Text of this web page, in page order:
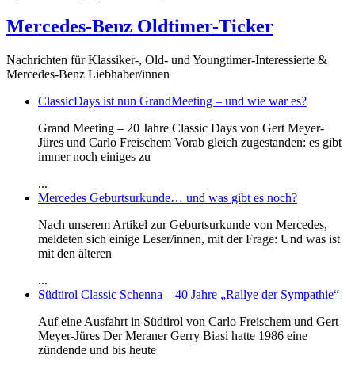
Mercedes-Benz Oldtimer-Ticker
Nachrichten für Klassiker-, Old- und Youngtimer-Interessierte &
Mercedes-Benz Liebhaber/innen
ClassicDays ist nun GrandMeeting – und wie war es?
Grand Meeting – 20 Jahre Classic Days von Gert Meyer-
Jüres und Carlo Freischem Vorab gleich zugestanden: es gibt
immer noch einiges zu
...
Mercedes Geburtsurkunde… und was gibt es noch?
Nach unserem Artikel zur Geburtsurkunde von Mercedes,
meldeten sich einige Leser/innen, mit der Frage: Und was ist
mit den älteren
...
Südtirol Classic Schenna – 40 Jahre „Rallye der Sympathie“
Auf eine Ausfahrt in Südtirol von Carlo Freischem und Gert
Meyer-Jüres Der Meraner Gerry Biasi hatte 1986 eine
zündende und bis heute